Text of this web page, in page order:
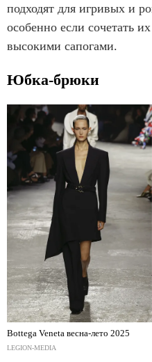
подходят для игривых и
особенно если сочетать
высокими сапогами.
Юбка-брюки
Bottega Veneta весна-лето 2025
LEGION-MEDIA